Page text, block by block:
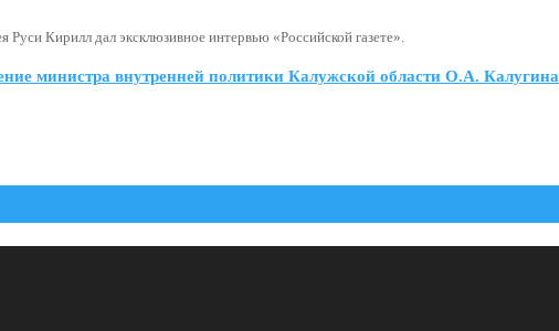
Кирилл дал эксклюзивное интервью «Российской газете».
министра внутренней политики Калужской области О.А. Калугина